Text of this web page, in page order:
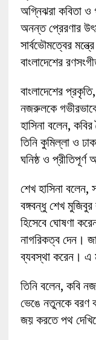
অগ্নিঝরা কবিতা ও
অনন্ত প্রেরণার
সার্বভৌমত্বের
বাংলাদেশের
বাংলাদেশের
নজরুলকে
হাসিনা বলেন,
তিনি কুমিল্লা ও
ঘনিষ্ঠ ও
শেখ হাসিনা বলেন,
বঙ্গবন্ধু শেখ
হিসেবে ঘোষণা
নাগরিকত্ব দেন।
ব্যবস্থা করেন। এ
তিনি বলেন, কবি
ভেঙে নতুনকে বরণ
জয় করতে পথ